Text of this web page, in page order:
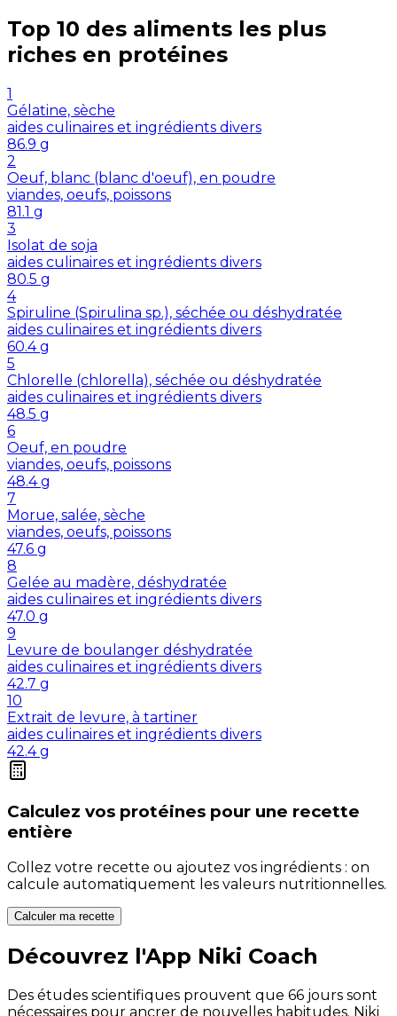
Top 10 des aliments les plus
riches en protéines
1
Gélatine, sèche
aides culinaires et ingrédients divers
86.9 g
2
Oeuf, blanc (blanc d'oeuf), en poudre
viandes, oeufs, poissons
81.1 g
3
Isolat de soja
aides culinaires et ingrédients divers
80.5 g
4
Spiruline (Spirulina sp.), séchée ou déshydratée
aides culinaires et ingrédients divers
60.4 g
5
Chlorelle (chlorella), séchée ou déshydratée
aides culinaires et ingrédients divers
48.5 g
6
Oeuf, en poudre
viandes, oeufs, poissons
48.4 g
7
Morue, salée, sèche
viandes, oeufs, poissons
47.6 g
8
Gelée au madère, déshydratée
aides culinaires et ingrédients divers
47.0 g
9
Levure de boulanger déshydratée
aides culinaires et ingrédients divers
42.7 g
10
Extrait de levure, à tartiner
aides culinaires et ingrédients divers
42.4 g
Calculez vos protéines pour une recette
entière
Collez votre recette ou ajoutez vos ingrédients : on
calcule automatiquement les valeurs nutritionnelles.
Calculer ma recette
Découvrez l'App Niki Coach
Des études scientifiques prouvent que 66 jours sont
nécessaires pour ancrer de nouvelles habitudes. Niki